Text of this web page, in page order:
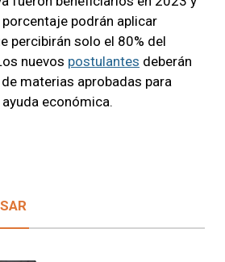
podrán aplicar
percibirán solo el 80% del
nuevos postulantes deberán
materias aprobadas para
económica.